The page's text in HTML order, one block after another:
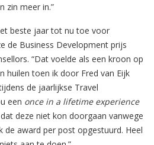
zin meer in.”
beste jaar tot nu toe voor
de Business Development prijs
“Dat voelde als een kroon op
huilen toen ik door Fred van Eijk
de jaarlijkse Travel
een once in a lifetime experience
deze niet kon doorgaan vanwege
de award per post opgestuurd. Heel